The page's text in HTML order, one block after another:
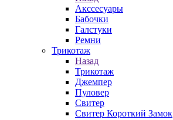
Акссесуары
Бабочки
Галстуки
Ремни
Трикотаж
Назад
Трикотаж
Джемпер
Пуловер
Свитер
Свитер Короткий Замок